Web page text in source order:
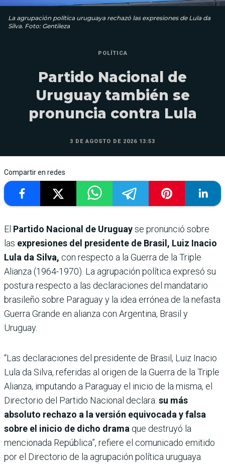
La agrupación política uruguaya rechazó las expresiones de Lula da
Silva. Foto: Gentileza
POLÍTICA
Partido Nacional de
Uruguay también se
pronuncia contra Lula
3 DE AGOSTO DE 2026 13:53
Compartir en redes
El Partido Nacional de Uruguayse pronunció sobre
las expresiones del presidente de Brasil, Luiz Inacio
Lula da Silva, con respecto a la Guerra de la Triple
Alianza (1964-1970). La agrupación política expresó su
postura respecto a las declaraciones del mandatario
brasileño sobre Paraguay y la idea errónea de la nefasta
Guerra Grande en alianza con Argentina, Brasil y
Uruguay.
“Las declaraciones del presidente de Brasil, Luiz Inacio
Lula da Silva, referidas al origen de la Guerra de la Triple
Alianza, imputando a Paraguay el inicio de la misma, el
Directorio del Partido Nacional declara: su más
absoluto rechazo a la versión equivocada y falsa
sobre el inicio de dicho drama que destruyó la
mencionada República”, refiere el comunicado emitido
por el Directorio de la agrupación política uruguaya.